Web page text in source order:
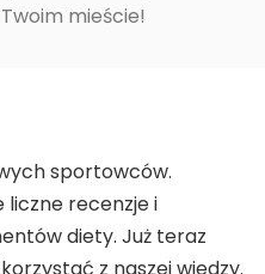
mieście!
sportowców.
liczne recenzje i
diety. Już teraz